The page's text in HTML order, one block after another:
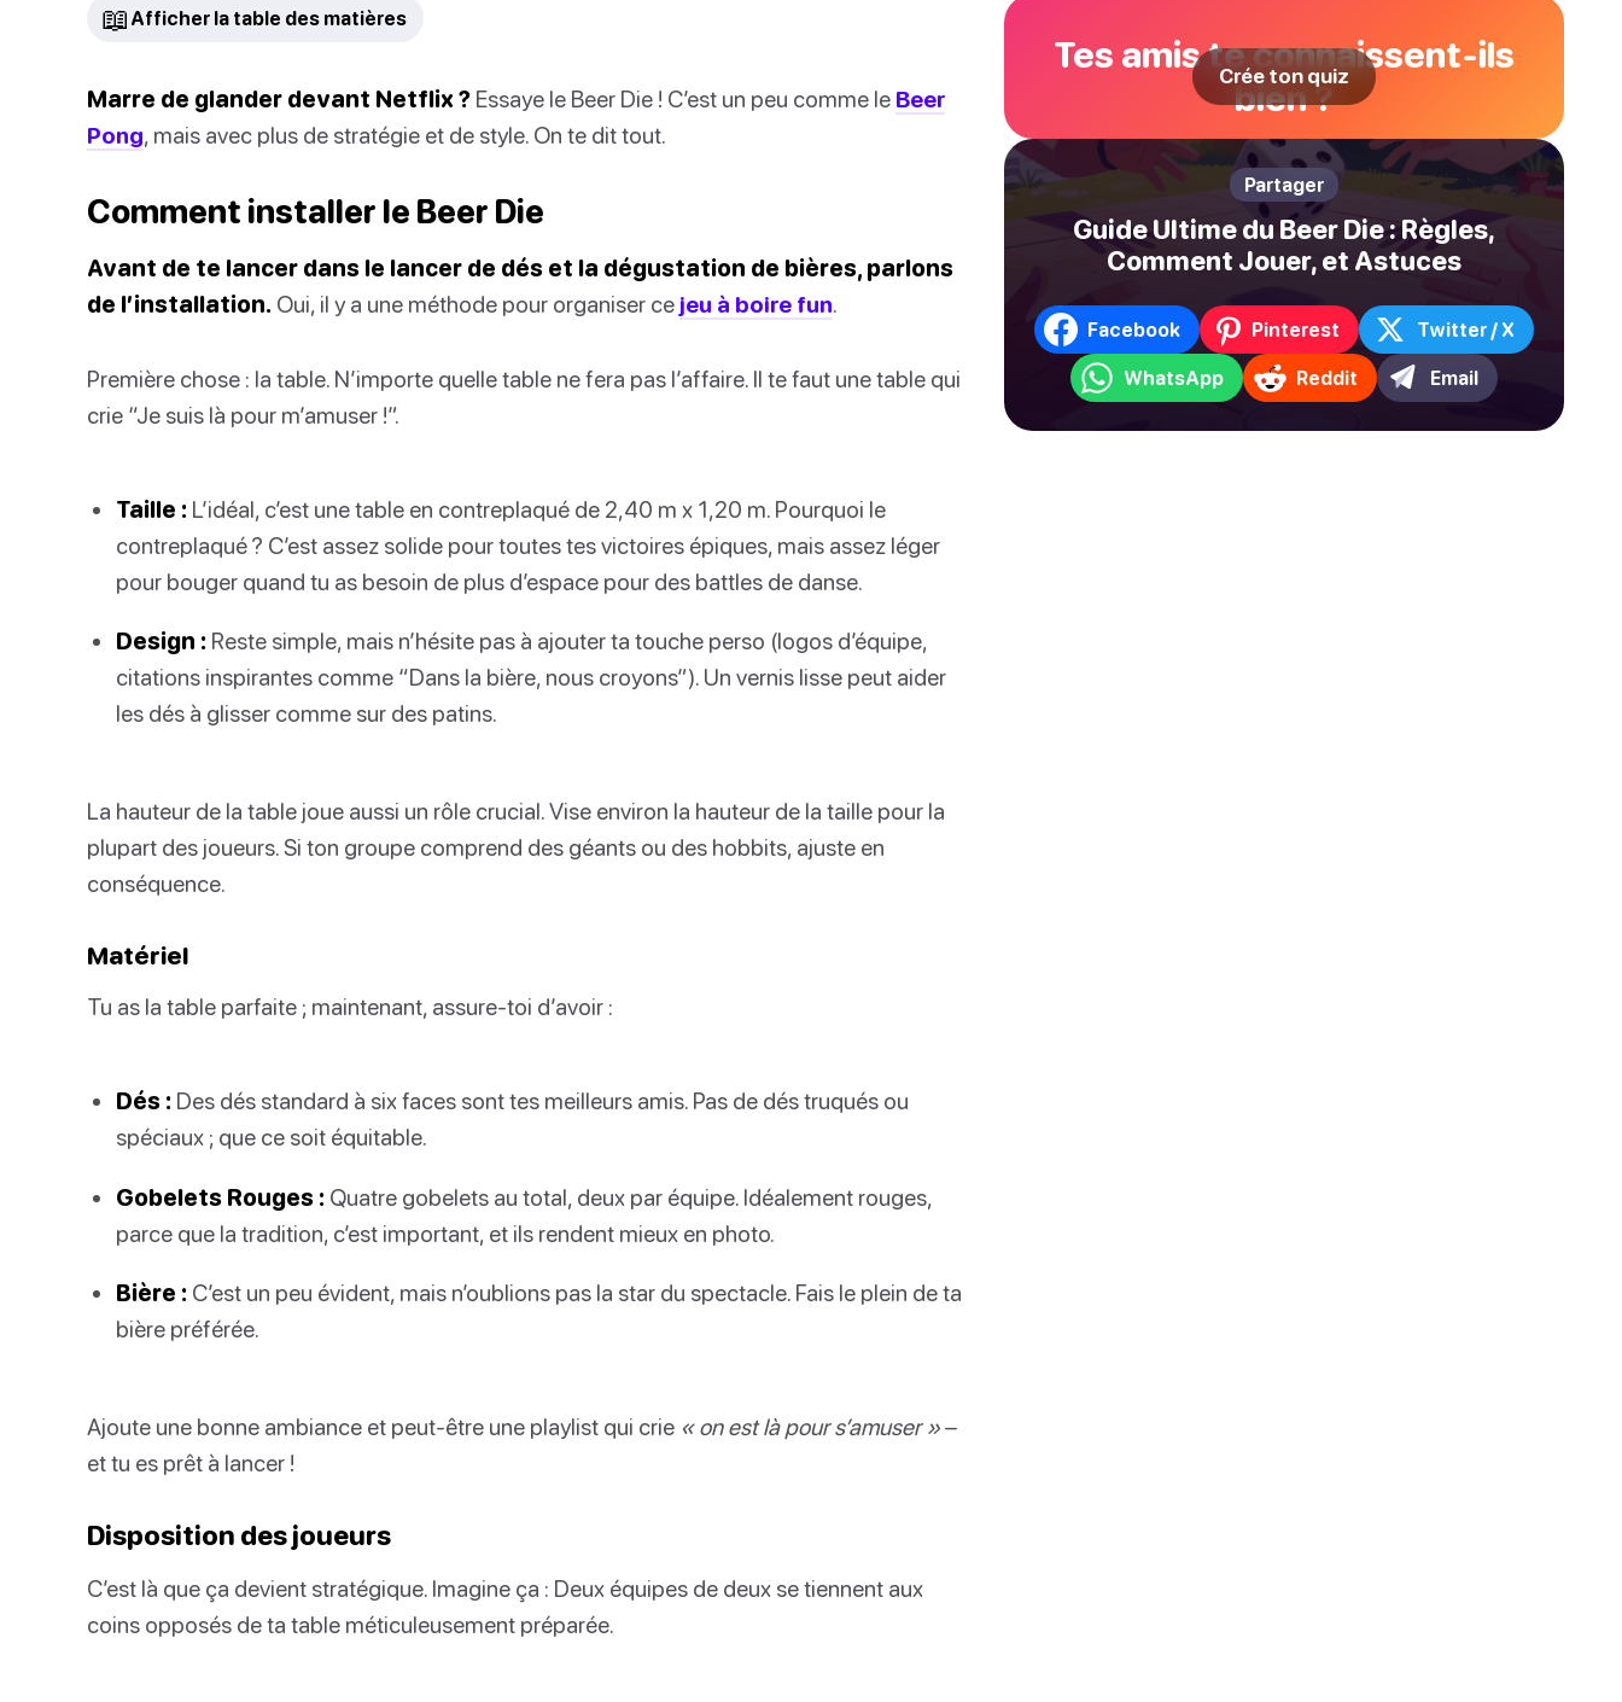
📖 Afficher la table des matières
Marre de glander devant Netflix ? Essaye le Beer Die ! C’est un peu comme le Beer
Pong, mais avec plus de stratégie et de style. On te dit tout.
Comment installer le Beer Die
Avant de te lancer dans le lancer de dés et la dégustation de bières, parlons
de l’installation. Oui, il y a une méthode pour organiser ce jeu à boire fun.
Première chose : la table. N’importe quelle table ne fera pas l’affaire. Il te faut une table qui
crie “Je suis là pour m’amuser !”.
Taille : L’idéal, c’est une table en contreplaqué de 2,40 m x 1,20 m. Pourquoi le
contreplaqué ? C’est assez solide pour toutes tes victoires épiques, mais assez léger
pour bouger quand tu as besoin de plus d’espace pour des battles de danse.
Design : Reste simple, mais n’hésite pas à ajouter ta touche perso (logos d’équipe,
citations inspirantes comme “Dans la bière, nous croyons”). Un vernis lisse peut aider
les dés à glisser comme sur des patins.
La hauteur de la table joue aussi un rôle crucial. Vise environ la hauteur de la taille pour la
plupart des joueurs. Si ton groupe comprend des géants ou des hobbits, ajuste en
conséquence.
Matériel
Tu as la table parfaite ; maintenant, assure-toi d’avoir :
Dés : Des dés standard à six faces sont tes meilleurs amis. Pas de dés truqués ou
spéciaux ; que ce soit équitable.
Gobelets Rouges : Quatre gobelets au total, deux par équipe. Idéalement rouges,
parce que la tradition, c’est important, et ils rendent mieux en photo.
Bière : C’est un peu évident, mais n’oublions pas la star du spectacle. Fais le plein de ta
bière préférée.
Ajoute une bonne ambiance et peut-être une playlist qui crie « on est là pour s’amuser »–
et tu es prêt à lancer !
Disposition des joueurs
C’est là que ça devient stratégique. Imagine ça : Deux équipes de deux se tiennent aux
coins opposés de ta table méticuleusement préparée.
Tes amis te connaissent-ils
bien ?
Crée ton quiz
Partager
Guide Ultime du Beer Die : Règles,
Comment Jouer, et Astuces
Facebook Pinterest Twitter / X
WhatsApp Reddit Email